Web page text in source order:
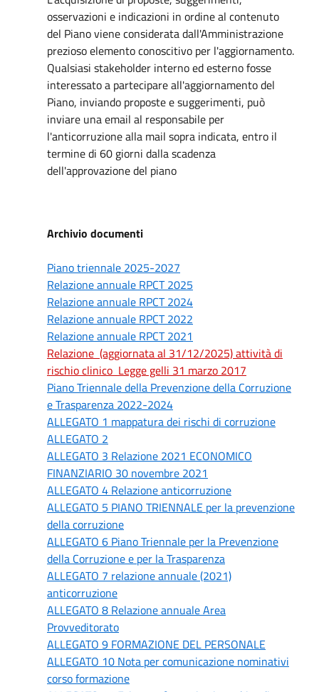
osservazioni e indicazioni in ordine al contenuto
del Piano viene considerata dall'Amministrazione
prezioso elemento conoscitivo per l'aggiornamento.
Qualsiasi stakeholder interno ed esterno fosse
interessato a partecipare all'aggiornamento del
Piano, inviando proposte e suggerimenti, può
inviare una email al responsabile per
l'anticorruzione alla mail sopra indicata, entro il
termine di 60 giorni dalla scadenza
dell'approvazione del piano
Archivio documenti
Piano triennale 2025-2027
Relazione annuale RPCT 2025
Relazione annuale RPCT 2024
Relazione annuale RPCT 2022
Relazione annuale RPCT 2021
Relazione (aggiornata al 31/12/2025) attività di
rischio clinico Legge gelli 31 marzo 2017
Piano Triennale della Prevenzione della Corruzione
e Trasparenza 2022-2024
ALLEGATO 1 mappatura dei rischi di corruzione
ALLEGATO 2
ALLEGATO 3 Relazione 2021 ECONOMICO
FINANZIARIO 30 novembre 2021
ALLEGATO 4 Relazione anticorruzione
ALLEGATO 5 PIANO TRIENNALE per la prevenzione
della corruzione
ALLEGATO 6 Piano Triennale per la Prevenzione
della Corruzione e per la Trasparenza
ALLEGATO 7 relazione annuale (2021)
anticorruzione
ALLEGATO 8 Relazione annuale Area
Provveditorato
ALLEGATO 9 FORMAZIONE DEL PERSONALE
ALLEGATO 10 Nota per comunicazione nominativi
corso formazione